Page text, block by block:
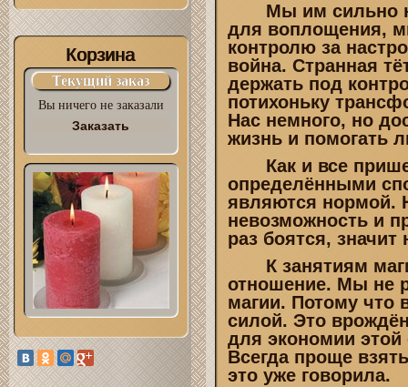
Корзина
Текущий заказ
Вы ничего не заказали
Заказать
Мы им сильно
для воплощения,
контролю за
война. Странная
держать под
потихоньку
Нас немного, но
жизнь и помогать
Как и все
определёнными
являются нормой.
невозможность и
раз боятся,
К занятиям
отношение. Мы не
магии. Потому что
силой. Это
для экономии этой
Всегда проще
это уже говорила.